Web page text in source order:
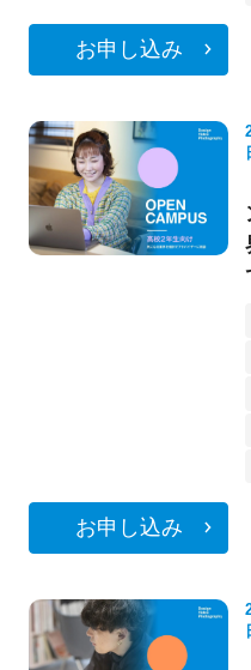
お申し込み
お申し込み